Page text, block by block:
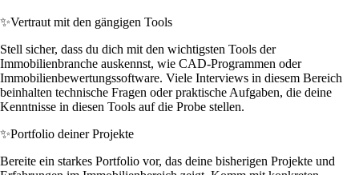
✨Vertraut mit den gängigen Tools
Stell sicher, dass du dich mit den wichtigsten Tools der
Immobilienbranche auskennst, wie CAD-Programmen oder
Immobilienbewertungssoftware. Viele Interviews in diesem Bereich
beinhalten technische Fragen oder praktische Aufgaben, die deine
Kenntnisse in diesen Tools auf die Probe stellen.
✨Portfolio deiner Projekte
Bereite ein starkes Portfolio vor, das deine bisherigen Projekte und